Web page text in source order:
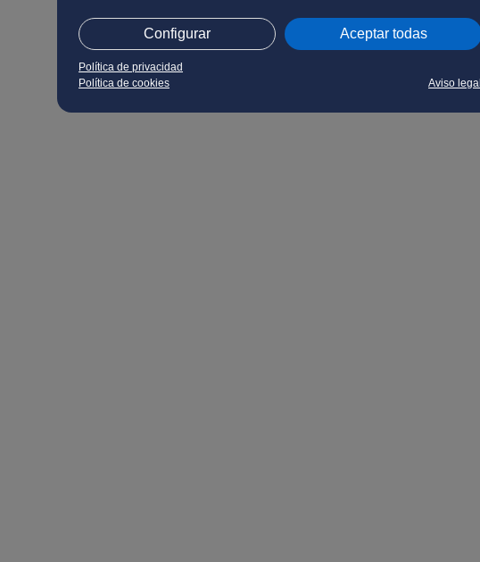
Configurar Aceptar todas
Política de privacidad
Política de cookies
Aviso